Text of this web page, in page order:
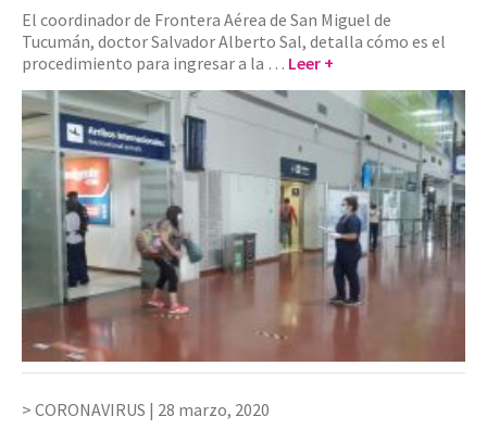
El coordinador de Frontera Aérea de San Miguel de
Tucumán, doctor Salvador Alberto Sal, detalla cómo es el
procedimiento para ingresar a la … Leer +
CORONAVIRUS | 28 marzo, 2020